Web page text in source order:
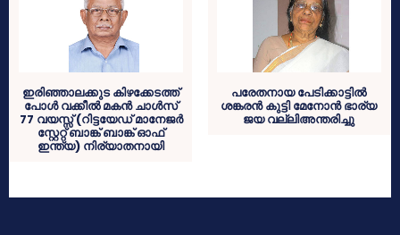
ഇരിഞ്ഞാലക്കുട കിഴക്കേടത്ത്
പോള്‍ വക്കീല്‍ മകന്‍ ചാള്‍സ്
77 വയസ്സ് (റിട്ടയേഡ് മാനേജര്‍
സ്റ്റേറ്റ് ബാങ്ക് ബാങ്ക് ഓഫ്
ഇന്ത്യ) നിര്യാതനായി
പരേതനായ പേടിക്കാട്ടില്‍
ശങ്കരന്‍ കുട്ടി മേനോന്‍ ഭാര്യ
ജയ വല്ലിഅന്തരിച്ചു